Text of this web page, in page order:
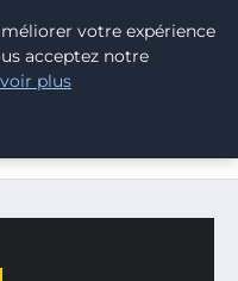
VOTRE BOÎTE AUX
votre expérience
acceptez notre
plus